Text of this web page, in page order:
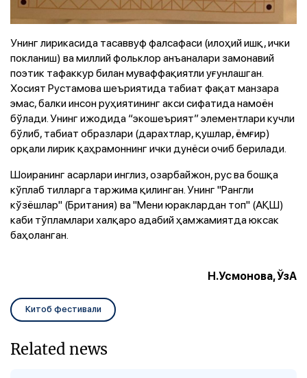
Унинг лирикасида тасаввуф фалсафаси (илоҳий ишқ, ички
покланиш) ва миллий фольклор анъаналари замонавий
поэтик тафаккур билан муваффақиятли уғунлашган.
Хосият Рустамова шеъриятида табиат фақат манзара
эмас, балки инсон руҳиятининг акси сифатида намоён
бўлади. Унинг ижодида “экошеърият” элементлари кучли
бўлиб, табиат образлари (дарахтлар, қушлар, ёмғир)
орқали лирик қаҳрамоннинг ички дунёси очиб берилади.
Шоиранинг асарлари инглиз, озарбайжон, рус ва бошқа
кўплаб тилларга таржима қилинган. Унинг "Рангли
кўзёшлар" (Британия) ва "Мени юраклардан топ" (АҚШ)
каби тўпламлари халқаро адабий ҳамжамиятда юксак
баҳоланган.
Н.Усмонова, ЎзА
Китоб фестивали
Related news